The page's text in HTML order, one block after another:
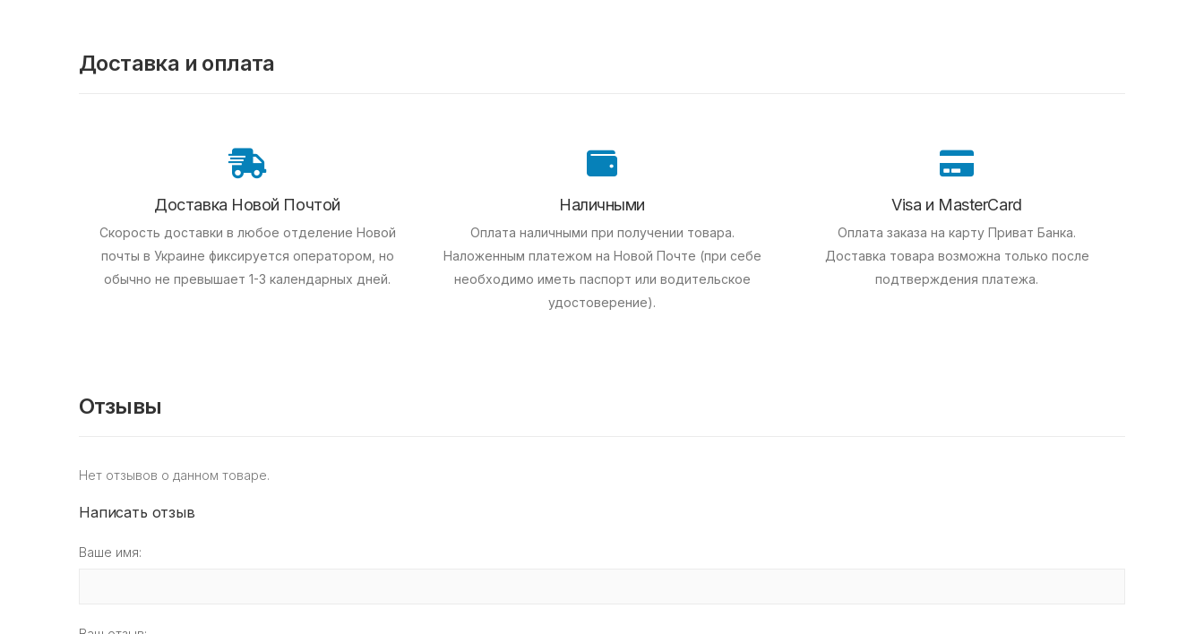
Доставка и оплата
Доставка Новой Почтой
Скорость доставки в любое отделение Новой
почты в Украине фиксируется оператором, но
обычно не превышает 1-3 календарных дней.
Наличными
Оплата наличными при получении товара.
Наложенным платежом на Новой Почте (при себе
необходимо иметь паспорт или водительское
удостоверение).
Visa и MasterCard
Оплата заказа на карту Приват Банка.
Доставка товара возможна только после
подтверждения платежа.
Отзывы
Нет отзывов о данном товаре.
Написать отзыв
Ваше имя: